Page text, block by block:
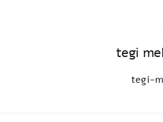
tegi
tegi-